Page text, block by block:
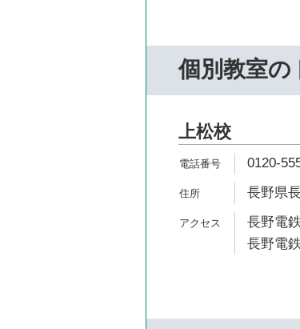
個別教室の
上松校
0120-
長野県
長野電
長野電